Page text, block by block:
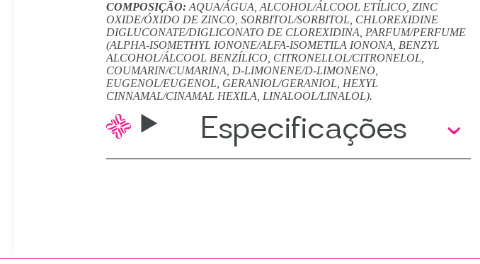
COMPOSIÇÃO:AQUA/ÁGUA, ALCOHOL/ÁLCOOL ETÍLICO, ZINC
OXIDE/ÓXIDO DE ZINCO, SORBITOL/SORBITOL, CHLOREXIDINE
DIGLUCONATE/DIGLICONATO DE CLOREXIDINA, PARFUM/PERFUME
(ALPHA-ISOMETHYL IONONE/ALFA-ISOMETILA IONONA, BENZYL
ALCOHOL/ÁLCOOL BENZÍLICO, CITRONELLOL/CITRONELOL,
COUMARIN/CUMARINA, D-LIMONENE/D-LIMONENO,
EUGENOL/EUGENOL, GERANIOL/GERANIOL, HEXYL
CINNAMAL/CINAMAL HEXILA, LINALOOL/LINALOL).
Especificações